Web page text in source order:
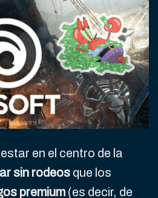
en el centro de la
sin rodeos que los
premium (es decir, de